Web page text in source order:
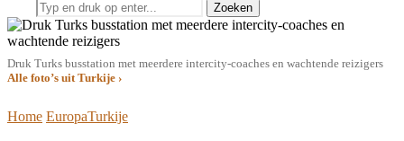
Zoeken
Druk Turks busstation met meerdere intercity-coaches en wachtende reizigers
Alle foto’s uit Turkije ›
Home EuropaTurkije